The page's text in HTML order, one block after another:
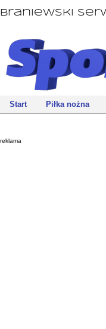
Braniewski
Start Piłka nożna
reklama